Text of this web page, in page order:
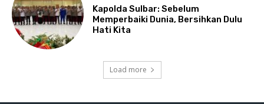
Kapolda Sulbar: Sebelum
Memperbaiki Dunia, Bersihkan Dulu
Hati Kita
Load more